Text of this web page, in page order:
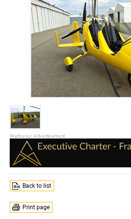
Back to list
Print page